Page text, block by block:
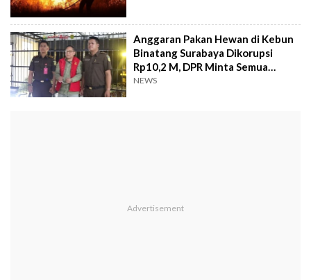
Anggaran Pakan Hewan di Kebun
Binatang Surabaya Dikorupsi
Rp10,2 M, DPR Minta Semua
Diperiksa!
NEWS